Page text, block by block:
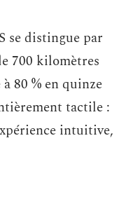
se distingue par
700 kilomètres
80 % en quinze
tactile :
intuitive,